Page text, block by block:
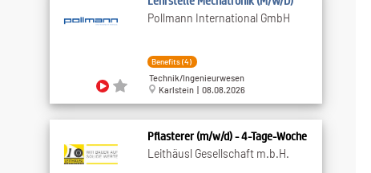
Pollmann International GmbH
Benefits (4)
Technik/Ingenieurwesen
Karlstein | 08.08.2026
Pflasterer (m/w/d) - 4-Tage-Woche
Leithäusl Gesellschaft m.b.H.